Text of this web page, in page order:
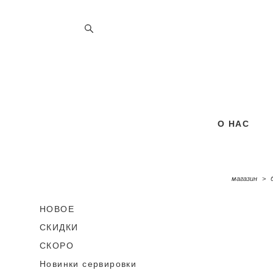
О НАС
О НАС
НОВОЕ
СКИДКИ
СКОРО
Новинки сервировки
магазин >